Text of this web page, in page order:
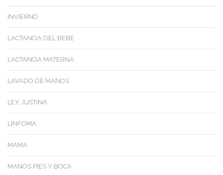
INVIERNO
LACTANCIA DEL BEBE
LACTANCIA MATERNA
LAVADO DE MANOS
LEY JUSTINA
LINFOMA
MAMA
MANOS PIES Y BOCA